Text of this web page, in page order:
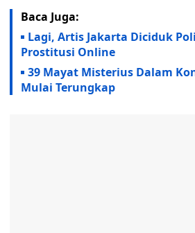
Baca Juga:
Lagi, Artis Jakarta Diciduk
Prostitusi Online
39 Mayat Misterius Dalam
Mulai Terungkap